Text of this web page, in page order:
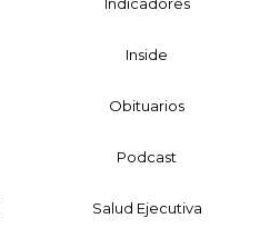
Inside
Obituarios
Podcast
Salud Ejecutiva